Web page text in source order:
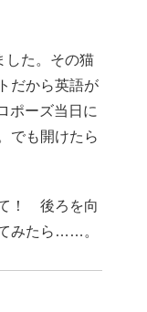
した。その猫
だから英語が
ポーズ当日に
でも開けたら
て！ 後ろを向
みたら……。